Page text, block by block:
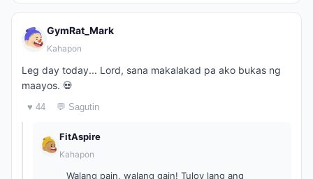
GymRat_Mark
Kahapon
Leg day today... Lord, sana makalakad pa ako bukas ng
maayos. 💀
♥ 44 💬 Sagutin
FitAspire
Kahapon
Walang pain, walang gain! Tuloy lang ang